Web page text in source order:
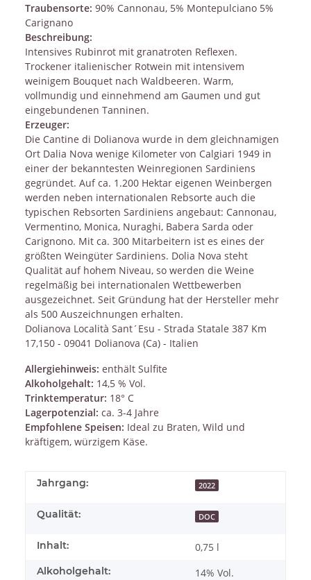
Traubensorte: 90% Cannonau, 5% Montepulciano 5%
Carignano
Beschreibung:
Intensives Rubinrot mit granatroten Reflexen.
Trockener italienischer Rotwein mit intensivem
weinigem Bouquet nach Waldbeeren. Warm,
vollmundig und einnehmend am Gaumen und gut
eingebundenen Tanninen.
Erzeuger:
Die Cantine di Dolianova wurde in dem gleichnamigen
Ort Dalia Nova wenige Kilometer von Calgiari 1949 in
einer der bekanntesten Weinregionen Sardiniens
gegründet. Auf ca. 1.200 Hektar eigenen Weinbergen
werden neben internationalen Rebsorte auch die
typischen Rebsorten Sardiniens angebaut: Cannonau,
Vermentino, Monica, Nuraghi, Babera Sarda oder
Carignono. Mit ca. 300 Mitarbeitern ist es eines der
größten Weingüter Sardiniens. Dolia Nova steht
Qualität auf hohem Niveau, so werden die Weine
regelmäßig bei internationalen Wettbewerben
ausgezeichnet. Seit Gründung hat der Hersteller mehr
als 500 Auszeichnungen erhalten.
Dolianova Località Sant´Esu - Strada Statale 387 Km
17,150 - 09041 Dolianova (Ca) - Italien
Allergiehinweis: enthält Sulfite
Alkoholgehalt: 14,5 % Vol.
Trinktemperatur: 18° C
Lagerpotenzial: ca. 3-4 Jahre
Empfohlene Speisen: Ideal zu Braten, Wild und
kräftigem, würzigem Käse.
Jahrgang: 2022
Qualität: DOC
Inhalt: 0,75 l
Alkoholgehalt: 14% Vol.